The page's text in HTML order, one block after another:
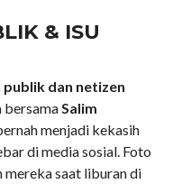
& ISU
dan netizen
bersama Salim
menjadi kekasih
di media sosial. Foto
saat liburan di